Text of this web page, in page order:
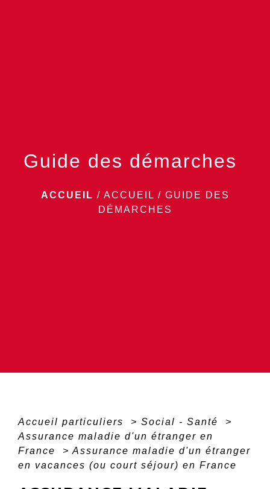
Guide des démarches
ACCUEIL / ACCUEIL / GUIDE DES
DÉMARCHES
Accueil particuliers > Social - Santé
>
Assurance maladie d'un étranger en
France
> Assurance maladie d'un étranger
en vacances (ou court séjour) en France